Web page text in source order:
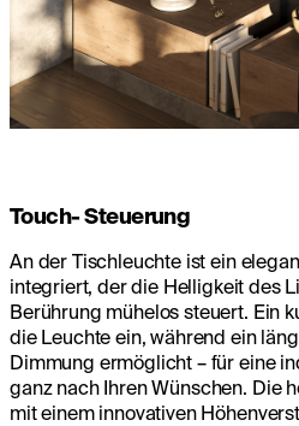
Touch- Steuerung
An der Tischleuchte ist ein
integriert, der die Helligkeit des
Berührung mühelos steuert. Ein
die Leuchte ein, während ein
Dimmung ermöglicht – für eine
ganz nach Ihren Wünschen. Die
mit einem innovativen